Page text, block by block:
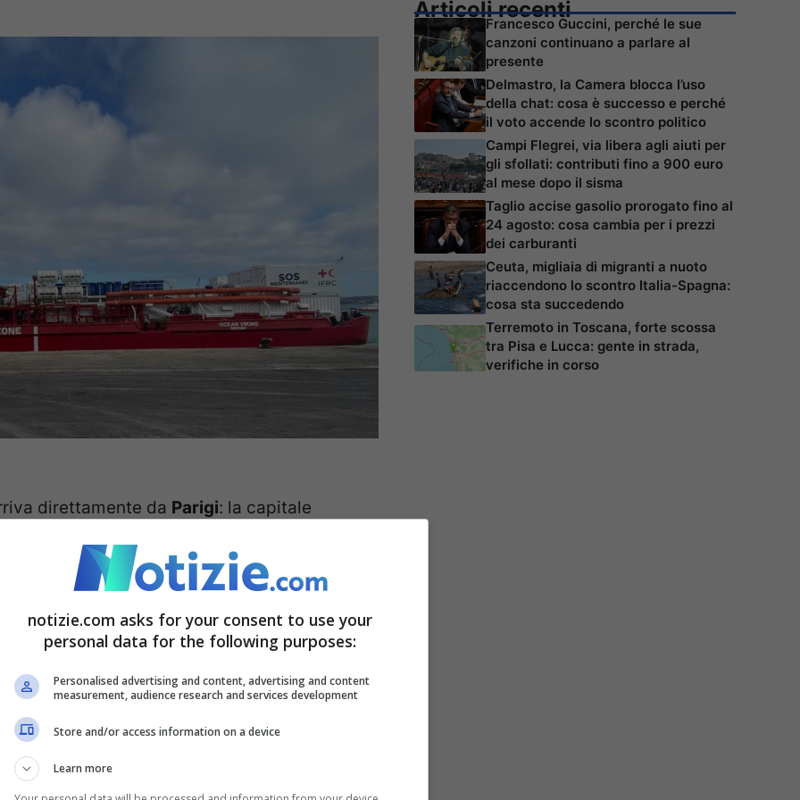
direttamente da Parigi: la capitale
di attraccare a
tutto si dovrebbe verificare tra la notte di
impiegherà la nave a lasciare il sud del
ci sarà alcun tipo di selezione. A differenza
verrà svolto con la supervisione della
nave saranno registrati come richiedenti
a confermarlo sono le stesse autorità
Articoli recenti
Francesco Guccini, perché le sue
canzoni continuano a parlare al
presente
Delmastro, la Camera blocca l’uso
della chat: cosa è successo e perché
il voto accende lo scontro politico
Campi Flegrei, via libera agli aiuti per
gli sfollati: contributi fino a 900 euro
al mese dopo il sisma
Taglio accise gasolio prorogato fino al
24 agosto: cosa cambia per i prezzi
dei carburanti
Ceuta, migliaia di migranti a nuoto
riaccendono lo scontro Italia-Spagna:
cosa sta succedendo
Terremoto in Toscana, forte scossa
tra Pisa e Lucca: gente in strada,
verifiche in corso
notizie.com asks for your consent to use your
personal data for the following purposes:
Personalised advertising and content, advertising and content
measurement, audience research and services development
Store and/or access information on a device
Learn more